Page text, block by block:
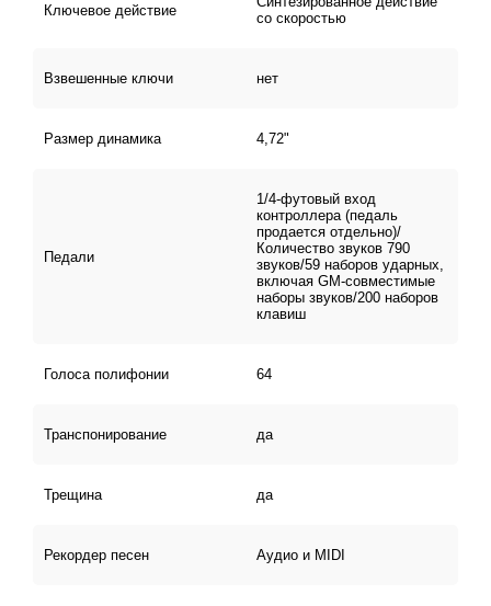
Ключевое действие
со скоростью
Взвешенные ключи нет
Размер динамика 4,72"
Педали
1/4-футовый вход
контроллера (педаль
продается отдельно)/
Количество звуков 790
звуков/59 наборов ударных,
включая GM-совместимые
наборы звуков/200 наборов
клавиш
Голоса полифонии 64
Транспонирование да
Трещина да
Рекордер песен Аудио и MIDI